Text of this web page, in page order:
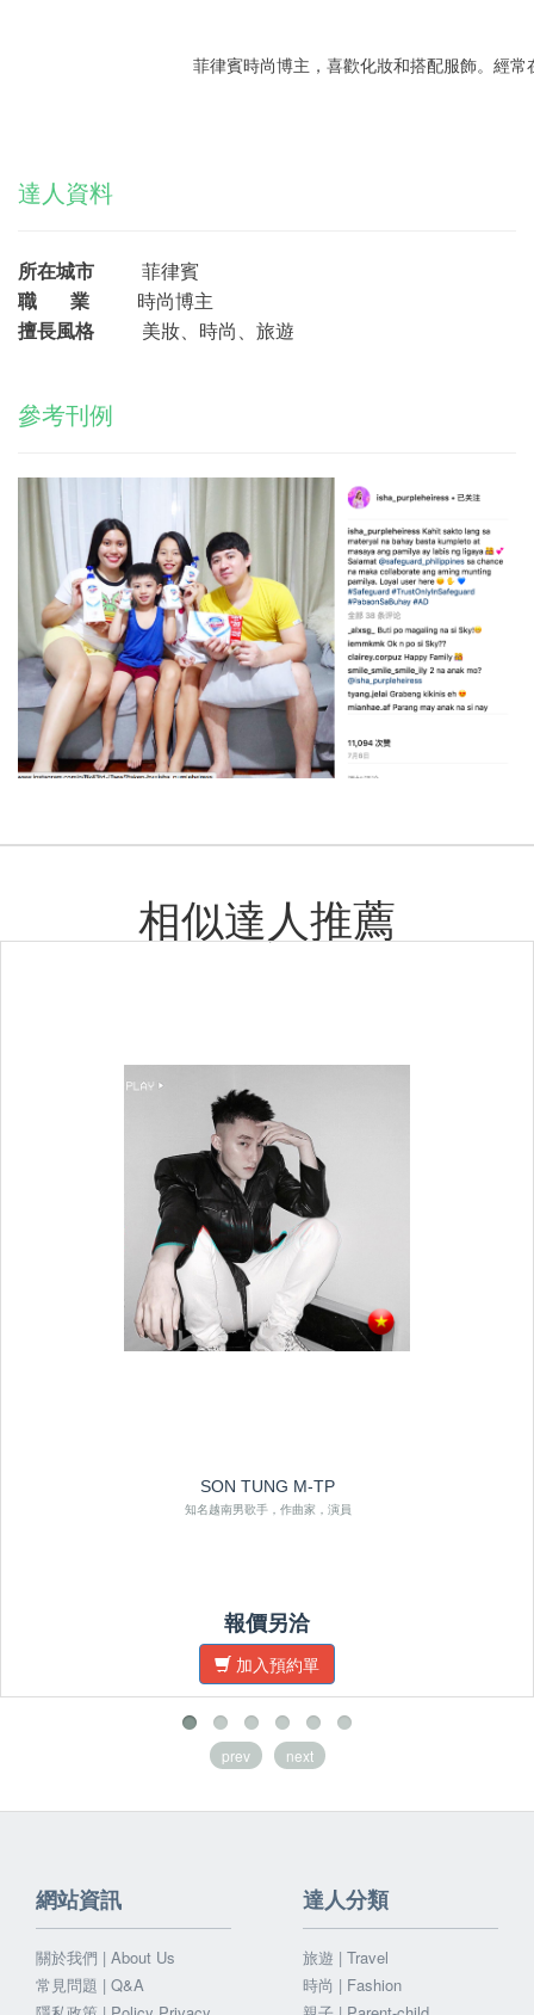
菲律賓時尚博主，喜歡化妝和搭配服飾。經常
達人資料
所在城市 菲律賓
職 業 時尚博主
擅長風格 美妝、時尚、旅遊
參考刊例
相似達人推薦
SON TUNG M-TP
知名越南男歌手，作曲家，演員
報價另洽
加入預約單
prev next
網站資訊
關於我們 | About Us
常見問題 | Q&A
達人分類
旅遊 | Travel
時尚 | Fashion